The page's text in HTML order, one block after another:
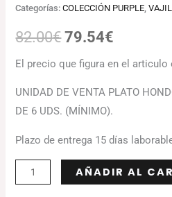
Categorías:COLECCIÓN PURPLE ,
82.00€ 79.54€
El precio que figura en el
UNIDAD DE VENTA PLATO
DE 6 UDS. (MÍNIMO).
Plazo de entrega 15 días
AÑADIR AL